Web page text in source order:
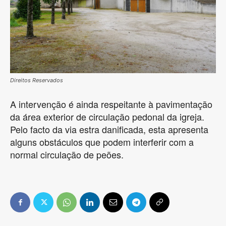
Direitos Reservados
A intervenção é ainda respeitante à pavimentação
da área exterior de circulação pedonal da igreja.
Pelo facto da via estra danificada, esta apresenta
alguns obstáculos que podem interferir com a
normal circulação de peões.